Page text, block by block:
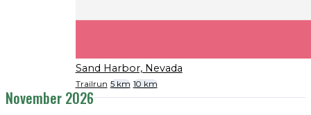
Sand Harbor, Nevada
Trailrun 5 km 10 km
November 2026